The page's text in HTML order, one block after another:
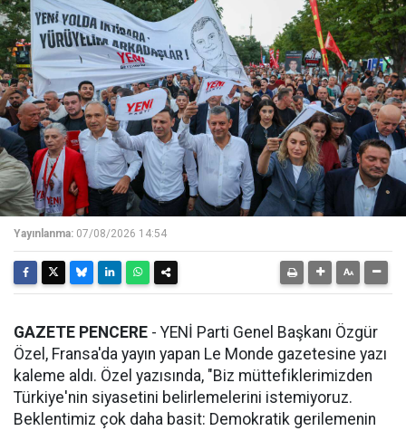
Yayınlanma: 07/08/2026 14:54
GAZETE PENCERE - YENİ Parti Genel Başkanı Özgür
Özel, Fransa'da yayın yapan Le Monde gazetesine yazı
kaleme aldı. Özel yazısında, "Biz müttefiklerimizden
Türkiye'nin siyasetini belirlemelerini istemiyoruz.
Beklentimiz çok daha basit: Demokratik gerilemenin